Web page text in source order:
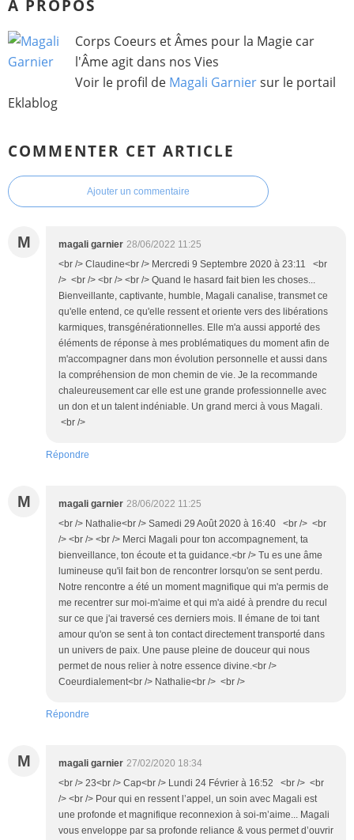
À PROPOS
Corps Coeurs et Âmes pour la Magie car
l'Âme agit dans nos Vies
Voir le profil de Magali Garniersur le portail
Eklablog
COMMENTER CET ARTICLE
Ajouter un commentaire
M magali garnier 28/06/2022 11:25
<br /> Claudine<br /> Mercredi 9 Septembre 2020 à 23:11 <br
/> <br /> <br /> <br /> Quand le hasard fait bien les choses...
Bienveillante, captivante, humble, Magali canalise, transmet ce
qu'elle entend, ce qu'elle ressent et oriente vers des libérations
karmiques, transgénérationnelles. Elle m'a aussi apporté des
éléments de réponse à mes problématiques du moment afin de
m'accompagner dans mon évolution personnelle et aussi dans
la compréhension de mon chemin de vie. Je la recommande
chaleureusement car elle est une grande professionnelle avec
un don et un talent indéniable. Un grand merci à vous Magali.
<br />
Répondre
M magali garnier 28/06/2022 11:25
<br /> Nathalie<br /> Samedi 29 Août 2020 à 16:40 <br /> <br
/> <br /> <br /> Merci Magali pour ton accompagnement, ta
bienveillance, ton écoute et ta guidance.<br /> Tu es une âme
lumineuse qu'il fait bon de rencontrer lorsqu'on se sent perdu.
Notre rencontre a été un moment magnifique qui m'a permis de
me recentrer sur moi-m'aime et qui m'a aidé à prendre du recul
sur ce que j'ai traversé ces derniers mois. Il émane de toi tant
amour qu'on se sent à ton contact directement transporté dans
un univers de paix. Une pause pleine de douceur qui nous
permet de nous relier à notre essence divine.<br />
Coeurdialement<br /> Nathalie<br /> <br />
Répondre
M magali garnier 27/02/2020 18:34
<br /> 23<br /> Cap<br /> Lundi 24 Février à 16:52 <br /> <br
/> <br /> Pour qui en ressent l’appel, un soin avec Magali est
une profonde et magnifique reconnexion à soi-m’aime... Magali
vous enveloppe par sa profonde reliance & vous permet d’ouvrir